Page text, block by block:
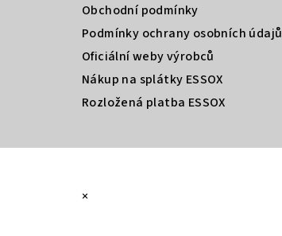
Obchodní podmínky
Podmínky ochrany osobních údajů
Oficiální weby výrobců
Nákup na splátky ESSOX
Rozložená platba ESSOX
×